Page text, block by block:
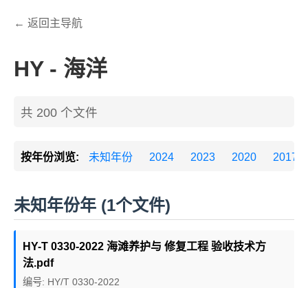
← 返回主导航
HY - 海洋
共 200 个文件
按年份浏览: 未知年份 2024 2023 2020 2017
未知年份年 (1个文件)
HY-T 0330-2022 海滩养护与 修复工程 验收技术方
法.pdf
编号: HY/T 0330-2022